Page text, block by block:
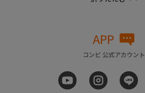
APP
コンビ 公式アカウント